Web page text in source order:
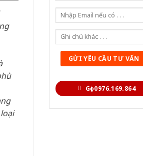
Gọi 0976.169.864